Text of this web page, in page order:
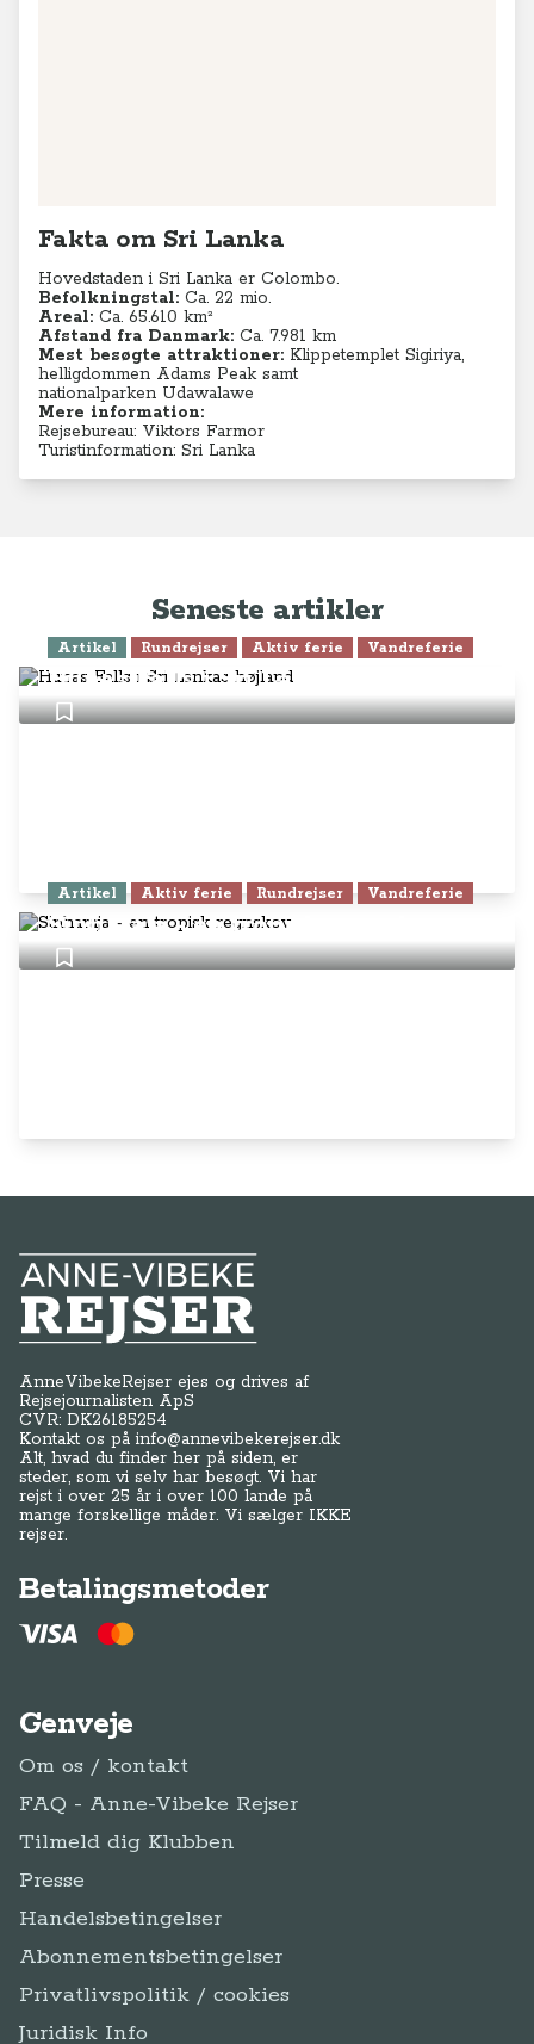
Fakta om Sri Lanka
Hovedstaden i Sri Lanka er Colombo.
Befolkningstal: Ca. 22 mio.
Areal: Ca. 65.610 km²
Afstand fra Danmark: Ca. 7.981 km
Mest besøgte attraktioner: Klippetemplet Sigiriya,
helligdommen Adams Peak samt
nationalparken Udawalawe
Mere information:
Rejsebureau: Viktors Farmor
Turistinformation: Sri Lanka
Seneste artikler
Artikel Rundrejser Aktiv ferie Vandreferie
Hunas Falls i Sri Lankas højland
Artikel Aktiv ferie Rundrejser Vandreferie
Sinharaja - en tropisk regnskov
Anne-Vibeke Rejser
AnneVibekeRejser ejes og drives af
Rejsejournalisten ApS
CVR: DK26185254
Kontakt os påinfo@annevibekerejser.dk
Alt, hvad du finder her på siden, er
steder, som vi selv har besøgt. Vi har
rejst i over 25 år i over 100 lande på
mange forskellige måder. Vi sælger IKKE
rejser.
Betalingsmetoder
Genveje
Om os / kontakt
FAQ - Anne-Vibeke Rejser
Tilmeld dig Klubben
Presse
Handelsbetingelser
Abonnementsbetingelser
Privatlivspolitik / cookies
Juridisk Info